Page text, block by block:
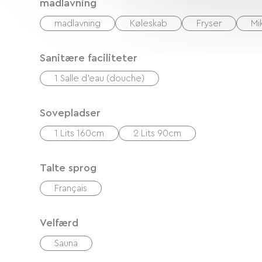
madlavning
madlavning Køleskab Fryser
Sanitære faciliteter
1 Salle d'eau (douche)
Sovepladser
1 Lits 160cm 2 Lits 90cm
Talte sprog
Français
Velfærd
Sauna